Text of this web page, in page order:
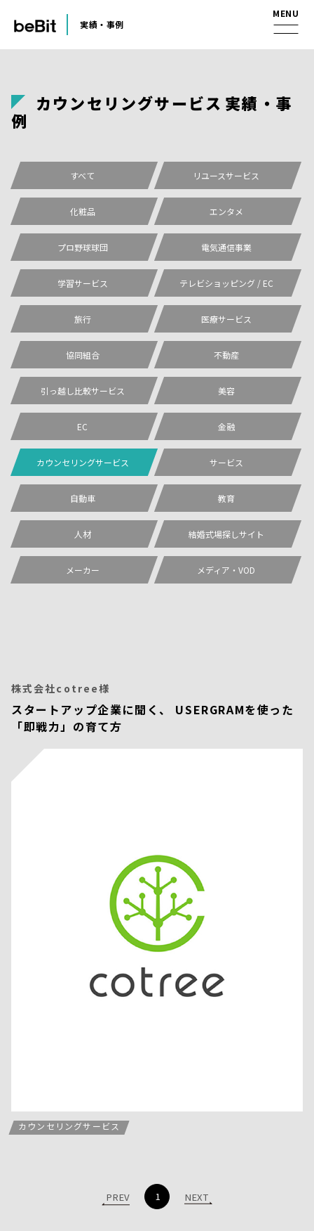
実績・事例
カウンセリングサービス 実績 ・ 事
例
すべて リユースサービス
化粧品 エンタメ
プロ野球球団 電気通信事業
学習サービス テレビショッピング / EC
旅行 医療サービス
協同組合 不動産
引っ越し比較サービス 美容
EC 金融
カウンセリングサービス サービス
自動車 教育
人材 結婚式場探しサイト
メーカー メディア・VOD
株式会社cotree様
スタートアップ企業に聞く、 USERGRAMを使った
「即戦力」の育て方
カウンセリングサービス
PREV 1 NEXT